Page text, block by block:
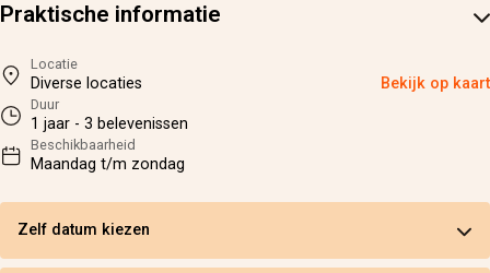
Praktische informatie
Locatie
Diverse locaties Bekijk op kaart
Duur
1 jaar - 3 belevenissen
Beschikbaarheid
Maandag t/m zondag
Zelf datum kiezen